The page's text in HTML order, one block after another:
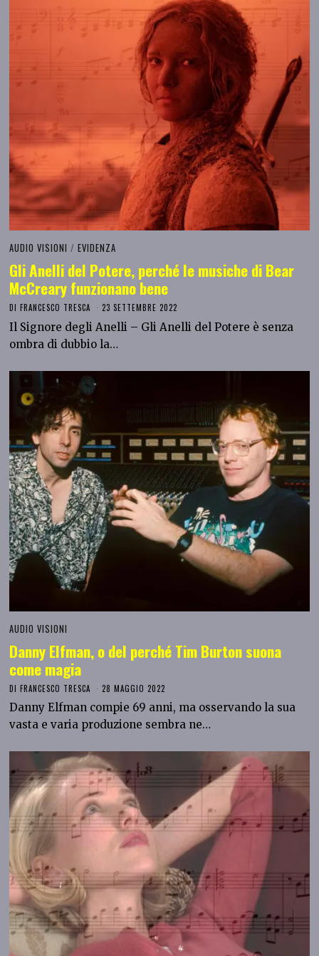
AUDIO VISIONI / EVIDENZA
Gli Anelli del Potere, perché le musiche di Bear
McCreary funzionano bene
DIFRANCESCO TRESCA 23 SETTEMBRE 2022
Il Signore degli Anelli – Gli Anelli del Potere è senza
ombra di dubbio la…
AUDIO VISIONI
Danny Elfman, o del perché Tim Burton suona
come magia
DIFRANCESCO TRESCA 28 MAGGIO 2022
Danny Elfman compie 69 anni, ma osservando la sua
vasta e varia produzione sembra ne…